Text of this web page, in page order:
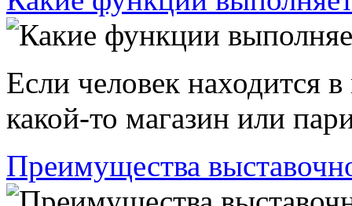
Если человек находится
какой-то магазин или
Преимущества